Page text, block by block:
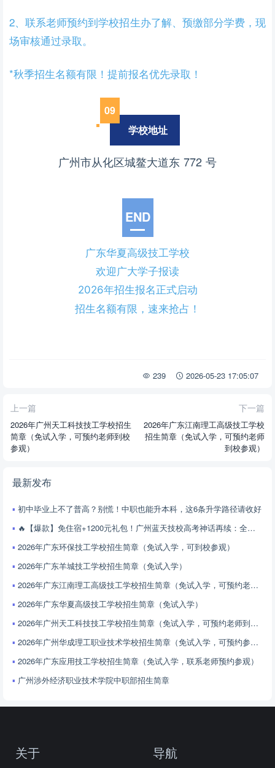
2、联系老师预约到学校招生办了解、预缴部分学费，现
场审核通过录取。
*秋季招生名额有限！提前报名优先录取！
09
学校地址
广州市从化区城鳌大道东 772 号
END
广东华夏高级技工学校
欢迎广大学子报读
2026年招生报名正式启动
招生名额有限，速来抢占！
239 2026-05-23 17:05:07
上一篇
2026年广州天工科技技工学校招生
简章（免试入学，可预约老师到校
参观）
下一篇
2026年广东江南理工高级技工学校
招生简章（免试入学，可预约老师
到校参观）
最新发布
初中毕业上不了普高？别慌！中职也能升本科，这6条升学路径请收好
🔥【爆款】免住宿+1200元礼包！广州蓝天技校高考神话再续：全省前35名学霸诞生，校企订单班100%就业！2026火速报名！🏫
2026年广东环保技工学校招生简章（免试入学，可到校参观）
2026年广东羊城技工学校招生简章（免试入学）
2026年广东江南理工高级技工学校招生简章（免试入学，可预约老师到校参观）
2026年广东华夏高级技工学校招生简章（免试入学）
2026年广州天工科技技工学校招生简章（免试入学，可预约老师到校参观）
2026年广州华成理工职业技术学校招生简章（免试入学，可预约参观校园）
2026年广东应用技工学校招生简章（免试入学，联系老师预约参观）
广州涉外经济职业技术学院中职部招生简章
关于 导航